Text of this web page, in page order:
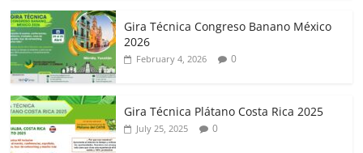
Gira Técnica Congreso Banano México
2026
February 4, 2026 0
Gira Técnica Plátano Costa Rica 2025
July 25, 2025 0